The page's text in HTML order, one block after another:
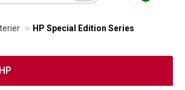
HP Special Edition Series